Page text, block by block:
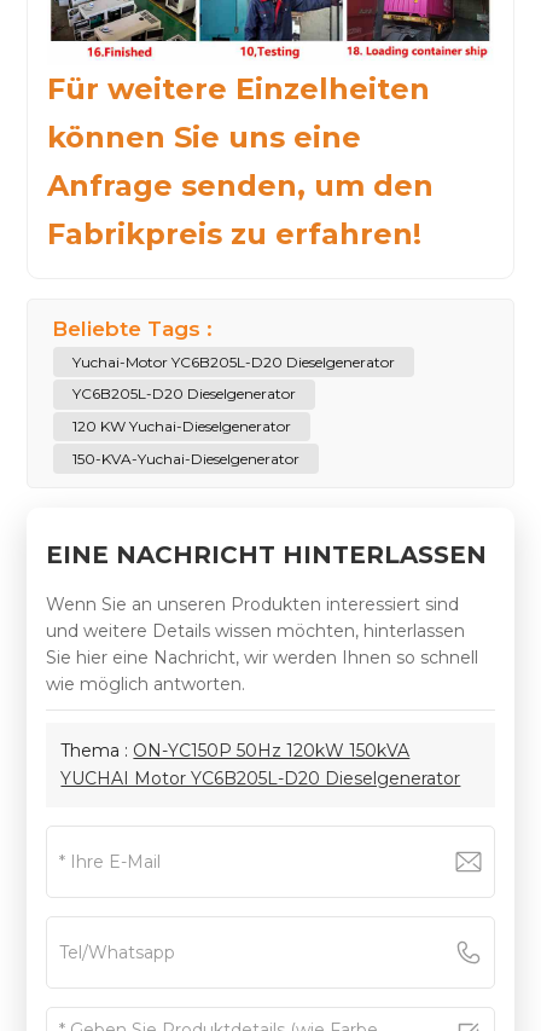
Für weitere Einzelheiten
können Sie uns eine
Anfrage senden, um den
Fabrikpreis zu erfahren!
Beliebte Tags :
Yuchai-Motor YC6B205L-D20 Dieselgenerator
YC6B205L-D20 Dieselgenerator
120 KW Yuchai-Dieselgenerator
150-KVA-Yuchai-Dieselgenerator
EINE NACHRICHT HINTERLASSEN
Wenn Sie an unseren Produkten interessiert sind
und weitere Details wissen möchten, hinterlassen
Sie hier eine Nachricht, wir werden Ihnen so schnell
wie möglich antworten.
Thema : ON-YC150P 50Hz 120kW 150kVA
YUCHAI Motor YC6B205L-D20 Dieselgenerator